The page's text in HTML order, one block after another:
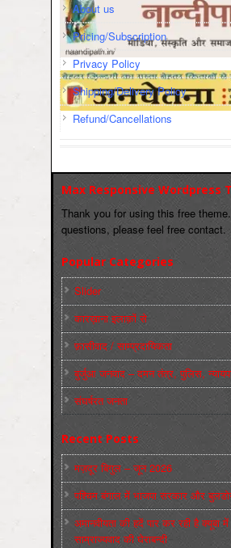
About us
Pricing/Subscription
Privacy Policy
Shipping/Delivery Policy
Refund/Cancellations
Max Responsive Wordpress
Thank you for using this free
questions, please feel free contact.
Popular Categories
Slider
कारख़ाना इलाक़ों से
फ़ासीवाद / साम्‍प्रदायिकता
बुर्जुआ जनवाद – दमन तंत्र, पुलिस,
संघर्षरत जनता
Recent Posts
मज़दूर बिगुल – जून 2026
पश्चिम बंगाल में भाजपा सरकार और
अमानवीयता की हदें पार कर रही है क्यूबा
साम्राज्यवाद की घेराबन्दी